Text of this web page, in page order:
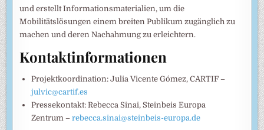
und erstellt Informationsmaterialien, um die
Mobilitätslösungen einem breiten Publikum zugänglich zu
machen und deren Nachahmung zu erleichtern.
Kontaktinformationen
Projektkoordination: Julia Vicente Gómez, CARTIF –
julvic@cartif.es
Pressekontakt: Rebecca Sinai, Steinbeis Europa
Zentrum –rebecca.sinai@steinbeis-europa.de